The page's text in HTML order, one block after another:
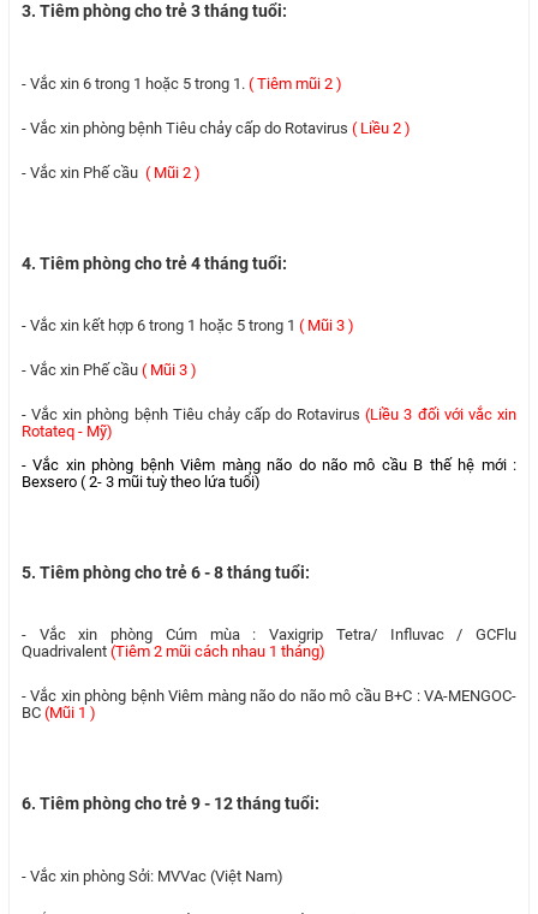
3. Tiêm phòng cho trẻ 3 tháng tuổi:
- Vắc xin 6 trong 1 hoặc 5 trong 1. ( Tiêm mũi 2 )
- Vắc xin phòng bệnh Tiêu chảy cấp do Rotavirus ( Liều 2 )
- Vắc xin Phế cầu ( Mũi 2 )
4. Tiêm phòng cho trẻ 4 tháng tuổi:
- Vắc xin kết hợp 6 trong 1 hoặc 5 trong 1 ( Mũi 3 )
- Vắc xin Phế cầu ( Mũi 3 )
- Vắc xin phòng bệnh Tiêu chảy cấp do Rotavirus(Liều 3 đối với vắc xin
Rotateq - Mỹ)
- Vắc xin phòng bệnh Viêm màng não do não mô cầu B thế hệ mới :
Bexsero ( 2- 3 mũi tuỳ theo lứa tuổi)
5. Tiêm phòng cho trẻ 6 - 8 tháng tuổi:
- Vắc xin phòng Cúm mùa : Vaxigrip Tetra/ Influvac / GCFlu
Quadrivalent (Tiêm 2 mũi cách nhau 1 tháng)
- Vắc xin phòng bệnh Viêm màng não do não mô cầu B+C : VA-MENGOC-
BC (Mũi 1 )
6. Tiêm phòng cho trẻ 9 - 12 tháng tuổi:
- Vắc xin phòng Sởi: MVVac (Việt Nam)